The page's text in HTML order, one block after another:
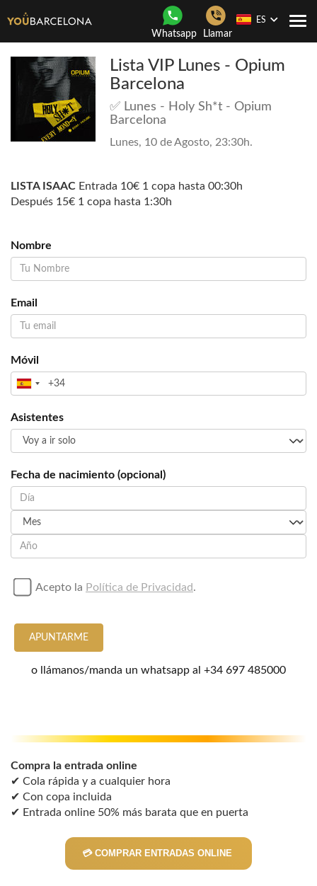
Whatsapp Llamar
ES
Lista VIP Lunes - Opium
Barcelona
✅ Lunes - Holy Sh*t - Opium
Barcelona
Lunes, 10 de Agosto, 23:30h.
LISTA ISAAC Entrada 10€ 1 copa hasta 00:30h
Después 15€ 1 copa hasta 1:30h
Nombre
Email
Móvil
Asistentes
Fecha de nacimiento (opcional)
Acepto la Política de Privacidad.
APUNTARME
o llámanos/manda un whatsapp al +34 697 485000
Compra la entrada online
✔ Cola rápida y a cualquier hora
✔ Con copa incluida
✔ Entrada online 50% más barata que en puerta
💳 COMPRAR ENTRADAS ONLINE